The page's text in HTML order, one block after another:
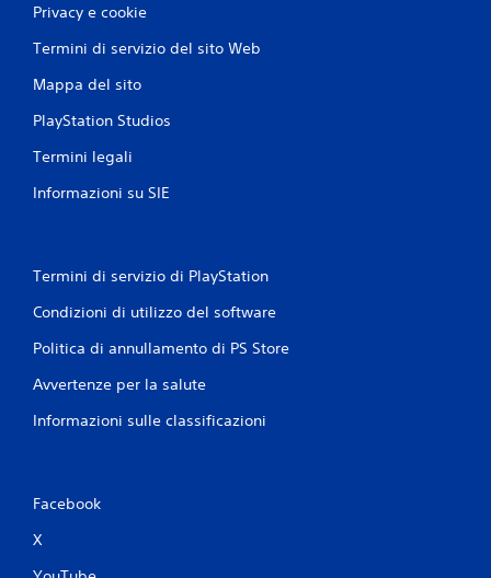
Privacy e cookie
Termini di servizio del sito Web
Mappa del sito
PlayStation Studios
Termini legali
Informazioni su SIE
Termini di servizio di PlayStation
Condizioni di utilizzo del software
Politica di annullamento di PS Store
Avvertenze per la salute
Informazioni sulle classificazioni
Facebook
X